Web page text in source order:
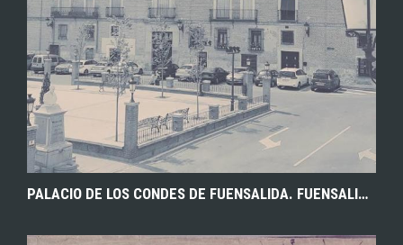
PALACIO DE LOS CONDES DE FUENSALIDA. FUENSALIDA (TOLEDO) S.F. ARCHIVO MUNICIPAL DE FUENSALIDA.